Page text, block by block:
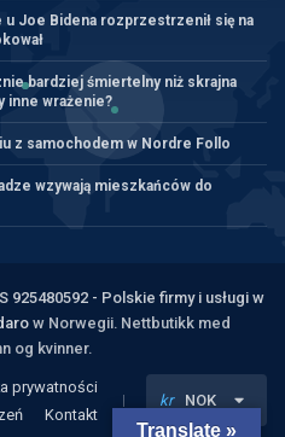
u Joe Bidena rozprzestrzenił się na
bardziej śmiertelny niż skrajna
inne wrażenie?
z samochodem w Nordre Follo
wzywają mieszkańców do
- Polskie firmy i usługi w
w Norwegii. Nettbutikk med
og kvinner.
prywatności
Kontakt
kr NOK
Translate »